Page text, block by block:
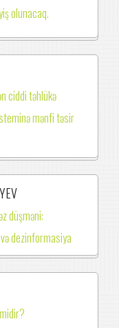
olunacaq.
ciddi təhlükə
mənfi təsir
düşməni:
dezinformasiya